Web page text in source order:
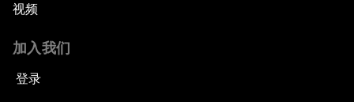
视频
加入我们
登录